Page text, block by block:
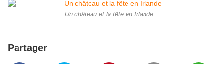
Un château et la fête en Irlande
Partager